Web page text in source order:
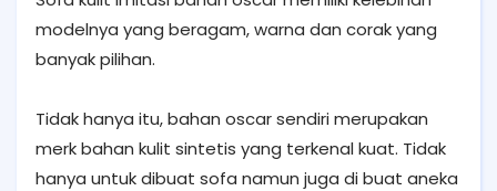
modelnya yang beragam, warna dan corak yang
banyak pilihan.
Tidak hanya itu, bahan oscar sendiri merupakan
merk bahan kulit sintetis yang terkenal kuat. Tidak
hanya untuk dibuat sofa namun juga di buat aneka